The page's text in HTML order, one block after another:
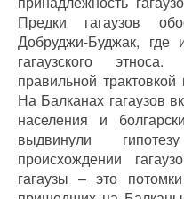
Предки гагаузов
Добруджи-Буджак,
гагаузского
правильной трактовкой
На Балканах гагаузов
населения и
выдвинули
происхождении
гагаузы – это